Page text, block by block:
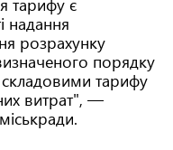
тарифу є
надання
розрахунку
порядку
тарифу
витрат", —